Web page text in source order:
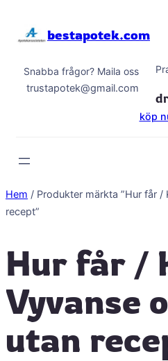
bestapotek.com
Snabba frågor? Maila oss
trustapotek@gmail.com
köp
Hem / Produkter märkta ”Hur får /
recept”
Hur får /
Vyvanse
utan